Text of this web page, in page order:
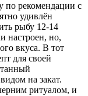
по рекомендации с
удивлён
рыбу 12-14
настроен, но,
вкуса. В тот
для своей
на закат.
ритуалом, и